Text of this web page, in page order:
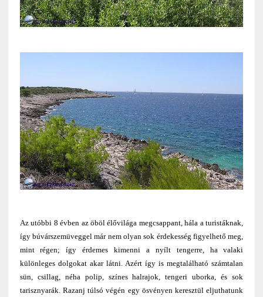
Az utóbbi 8 évben az öböl élővilága megcsappant, hála a turistáknak,
így búvárszemüveggel már nem olyan sok érdekesség figyelhető meg,
mint régen; így érdemes kimenni a nyílt tengerre, ha valaki
különleges dolgokat akar látni. Azért így is megtalálható számtalan
sün, csillag, néha polip, színes halrajok, tengeri uborka, és sok
tarisznyarák. Razanj túlsó végén egy ösvényen keresztül eljuthatunk